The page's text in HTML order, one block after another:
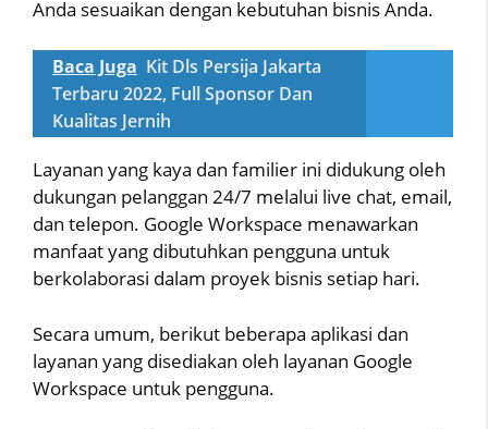
Anda sesuaikan dengan kebutuhan bisnis Anda.
Baca Juga Kit Dls Persija Jakarta
Terbaru 2022, Full Sponsor Dan
Kualitas Jernih
Layanan yang kaya dan familier ini didukung oleh
dukungan pelanggan 24/7 melalui live chat, email,
dan telepon. Google Workspace menawarkan
manfaat yang dibutuhkan pengguna untuk
berkolaborasi dalam proyek bisnis setiap hari.
Secara umum, berikut beberapa aplikasi dan
layanan yang disediakan oleh layanan Google
Workspace untuk pengguna.